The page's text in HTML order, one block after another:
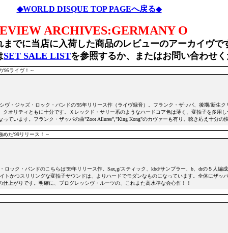
◆WORLD DISQUE TOP PAGEへ戻る◆
ARCHIVES:GERMANY O
でに当店に入荷した商品のレビューのアーカイヴで
SET SALE LISTを参照するか、またはお問い合わせ
'95ライヴ！～
ジャズ・ロック・バンドの'95年リリース作（ライヴ録音）。フランク・ザッパ、後期/新生ク
オリティともに十分です。Ｘレックド・サリー系のようなハードコア色は薄く、変拍子を多用
ています。フランク・ザッパの曲"Zoot Allures","King Kong"のカヴァーも有り。聴き応え十分の
めた'99リリース！～
ロック・バンドのこちらは'99年リリース作。Sax,g/スティック、kbd/サンプラー、b、drの５人編
トかつスリリングな変拍子サウンドは、よりハードでモダンなものになっています。全体にザッ
上がりです。明確に、プログレッシヴ・ルーツの、これまた高水準な会心作！！